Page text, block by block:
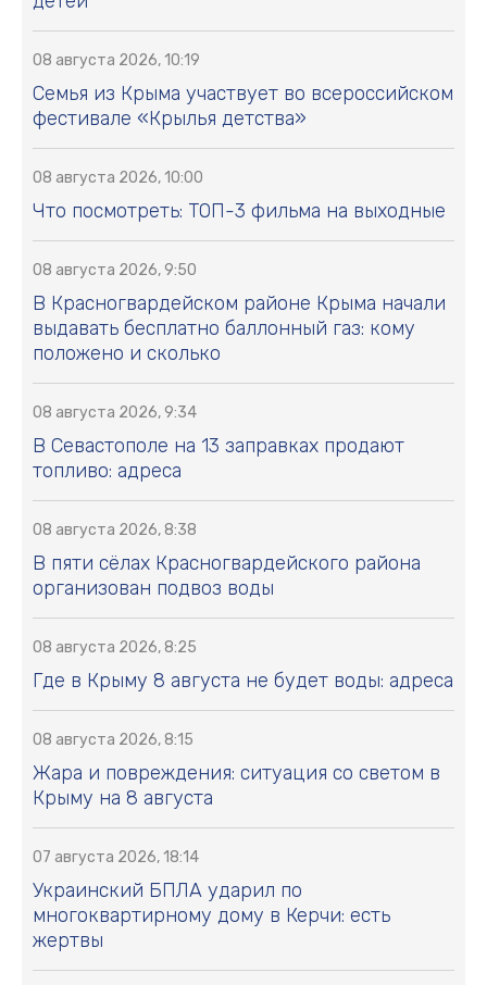
08 августа 2026, 10:19
Семья из Крыма участвует во всероссийском
фестивале «Крылья детства»
08 августа 2026, 10:00
Что посмотреть: ТОП-3 фильма на выходные
08 августа 2026, 9:50
В Красногвардейском районе Крыма начали
выдавать бесплатно баллонный газ: кому
положено и сколько
08 августа 2026, 9:34
В Севастополе на 13 заправках продают
топливо: адреса
08 августа 2026, 8:38
В пяти сёлах Красногвардейского района
организован подвоз воды
08 августа 2026, 8:25
Где в Крыму 8 августа не будет воды: адреса
08 августа 2026, 8:15
Жара и повреждения: ситуация со светом в
Крыму на 8 августа
07 августа 2026, 18:14
Украинский БПЛА ударил по
многоквартирному дому в Керчи: есть
жертвы